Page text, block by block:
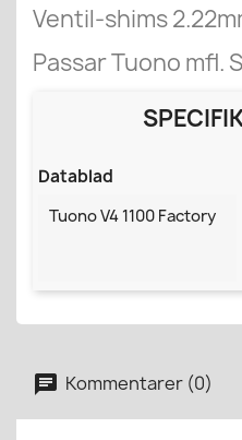
Ventil-shims
Passar Tuono mfl.
Datablad
Tuono V4 1100 Factory
Kommentarer (0)